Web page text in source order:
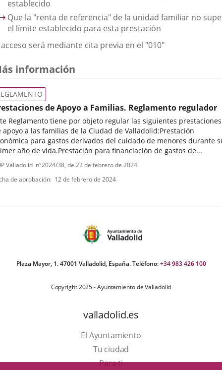
establecido
Que la "renta de referencia" de la unidad familiar no
el límite establecido para esta prestación
acceso será mediante cita previa en el "010"
información
de Apoyo a Familias. Reglamento regulador
Reglamento tiene por objeto regular las siguientes prestaciones
apoyo a las familias de la Ciudad de Valladolid:Prestación
para gastos derivados del cuidado de menores durante
año de vida.Prestación para financiación de gastos de...
Valladolid nº2024/38, de 22 de febrero de 2024
de aprobación 12 de febrero de 2024
Plaza Mayor, 1. 47001 Valladolid, España. Teléfono:+34 983 426 100
Copyright 2025 - Ayuntamiento de Valladolid
valladolid.es
El Ayuntamiento
Tu ciudad
Para ti